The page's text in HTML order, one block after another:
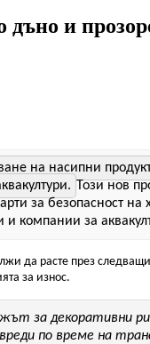
и
на насипни
Този нов
за безопасност
компании за
да расте през
за износ.
за декоративни
по време на